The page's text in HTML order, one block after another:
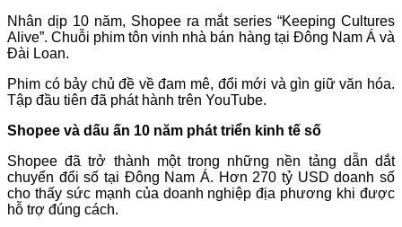
Nhân dịp 10 năm, Shopee ra mắt series “Keeping Cultures
Alive”. Chuỗi phim tôn vinh nhà bán hàng tại Đông Nam Á và
Đài Loan.
Phim có bảy chủ đề về đam mê, đổi mới và gìn giữ văn hóa.
Tập đầu tiên đã phát hành trên YouTube.
Shopee và dấu ấn 10 năm phát triển kinh tế số
Shopee đã trở thành một trong những nền tảng dẫn dắt
chuyển đổi số tại Đông Nam Á. Hơn 270 tỷ USD doanh số
cho thấy sức mạnh của doanh nghiệp địa phương khi được
hỗ trợ đúng cách.